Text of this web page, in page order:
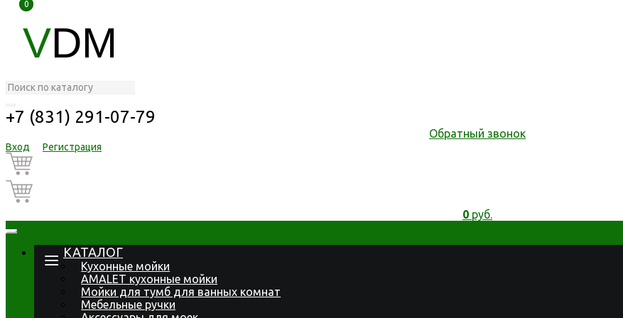
VDM
+7 (831) 291-07-79
Обратный звонок
Вход Регистрация
0
0
0 руб.
КАТАЛОГ
Кухонные мойки
AMALET кухонные мойки
Мойки для тумб для ванных комнат
Мебельные ручки